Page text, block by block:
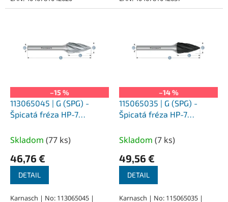
–15 %
113065045 | G (SPG) -
Špicatá fréza HP-7
nepovlakované
Skladom (77 ks)
46,76 €
DETAIL
Karnasch | No: 113065045 |
–14 %
115065035 | G (SPG) -
Špicatá fréza HP-7
povlakované
Skladom (7 ks)
49,56 €
DETAIL
Karnasch | No: 115065035 |